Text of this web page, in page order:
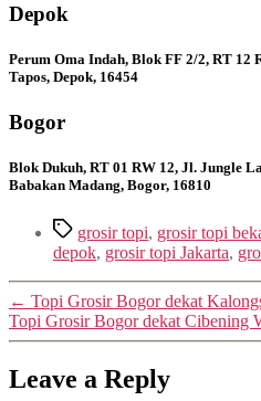
Depok
Perum Oma Indah, Blok FF 2/2, RT 12
Tapos, Depok, 16454
Bogor
Blok Dukuh, RT 01 RW 12, Jl. Jungle
Babakan Madang, Bogor, 16810
Tagsgrosir topi, grosir topi
depok, grosir topi Jakarta,
← Topi Grosir Bogor dekat
Topi Grosir Bogor dekat Cibening
Leave a Reply